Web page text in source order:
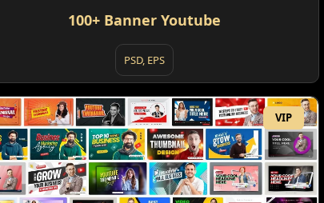
100+ Banner Youtube
PSD, EPS
VIP